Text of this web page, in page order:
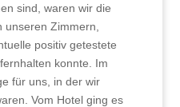
sind, waren wir die
unseren Zimmern,
positiv getestete
konnte. Im
für uns, in der wir
Vom Hotel ging es